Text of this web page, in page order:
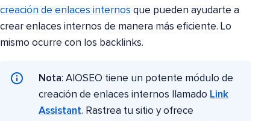
creación de enlaces internos que pueden ayudarte a
crear enlaces internos de manera más eficiente. Lo
mismo ocurre con los backlinks.
Nota: AIOSEO tiene un potente módulo de
creación de enlaces internos llamado Link
Assistant. Rastrea tu sitio y ofrece